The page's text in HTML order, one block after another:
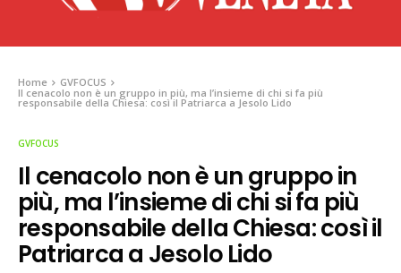
Home
GVFOCUS
Il cenacolo non è un gruppo in più, ma l’insieme di chi si fa più
responsabile della Chiesa: così il Patriarca a Jesolo Lido
GVFOCUS
Il cenacolo non è un gruppo in
più, ma l’insieme di chi si fa più
responsabile della Chiesa: così il
Patriarca a Jesolo Lido